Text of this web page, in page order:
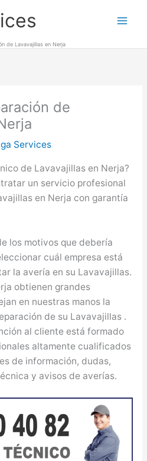
de Lavavajillas en Nerja
de
Services
de Lavavajillas en Nerja?
un servicio profesional
en Nerja con garantía
los motivos que debería
cuál empresa está
la avería en su Lavavajillas.
obtienen grandes
en nuestras manos la
de su Lavavajillas .
al cliente está formado
altamente cualificados
de información, dudas,
y avisos de averías.